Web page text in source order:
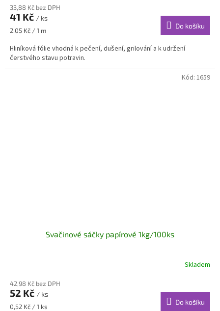
33,88 Kč bez DPH
41 Kč / ks
Měrná
2,05 Kč / 1 m
Do košíku
Hliníková fólie vhodná k pečení, dušení, grilování a k udržení
čerstvého stavu potravin.
Svačinové sáčky papírové 1kg/100ks
Skladem
42,98 Kč bez DPH
52 Kč / ks
Měrná
0,52 Kč / 1 ks
Do košíku
Kód: 1659